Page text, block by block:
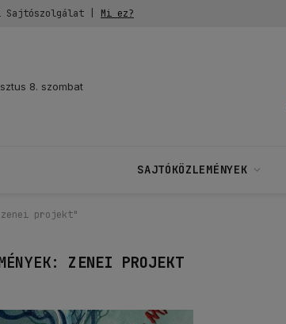
Sajtószolgálat | Mi ez?
8. szombat
SAJTÓKÖZLEMÉNYEK
projekt"
ZENEI PROJEKT